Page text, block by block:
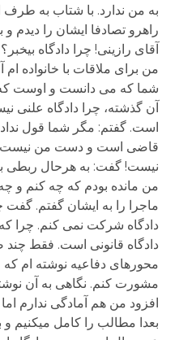
به من ندارد. با شتاب به طرف
راهرو تصادفا ایشان را دیدم
آقای رازینی! چرا دادگاه
من برای ملاقات با خانواده
شما که می دانست و اوست که
آن گذشته، چرا دادگاه
است. گفتم: مگر شما قول
قاضی است و دست من نیست.
نیست! گفت: به هرحال ربطی
من مانده بودم که چه کنم و چه
ماجرا را به ایشان گفتم.
دادگاه شرکت نمی کنم. چرا که
دادگاه قانونی است. فقط
محورهای دفاعیه نوشته ام که
مشورت کنم. نگاهی به آن
افزود من هم آمادگی ندارم
بعدا مطالب را کامل می­کنیم و